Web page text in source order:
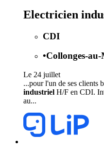
Electricien
CDI
•Collonges-
Le 24 juillet
...pour l'un de ses clients
industriel H/F en CDI.
au...